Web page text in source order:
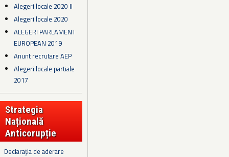
Alegeri locale 2020 II
Alegeri locale 2020
ALEGERI PARLAMENT
EUROPEAN 2019
Anunt recrutare AEP
Alegeri locale partiale
2017
Strategia
Națională
Anticorupție
Declarația de aderare